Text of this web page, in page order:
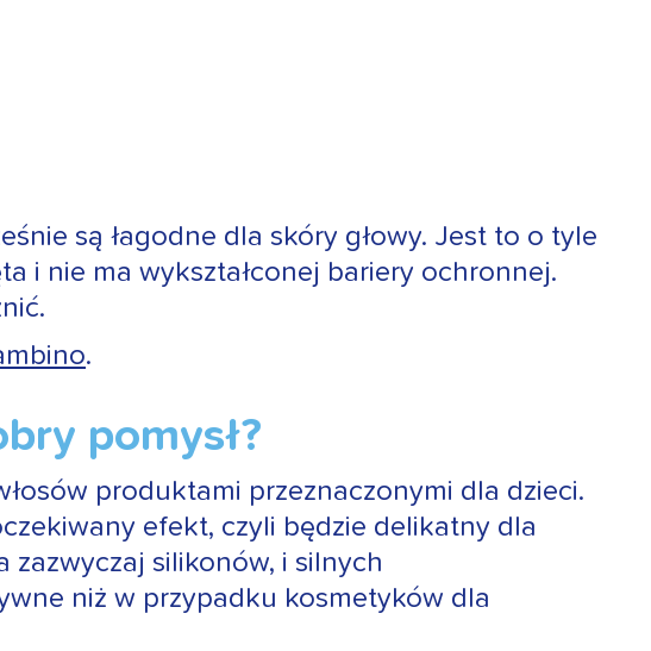
są łagodne dla skóry głowy. Jest to o tyle
i nie ma wykształconej bariery ochronnej.
.
pomysł?
produktami przeznaczonymi dla dzieci.
efekt, czyli będzie delikatny dla
zazwyczaj silikonów, i silnych
niż w przypadku kosmetyków dla